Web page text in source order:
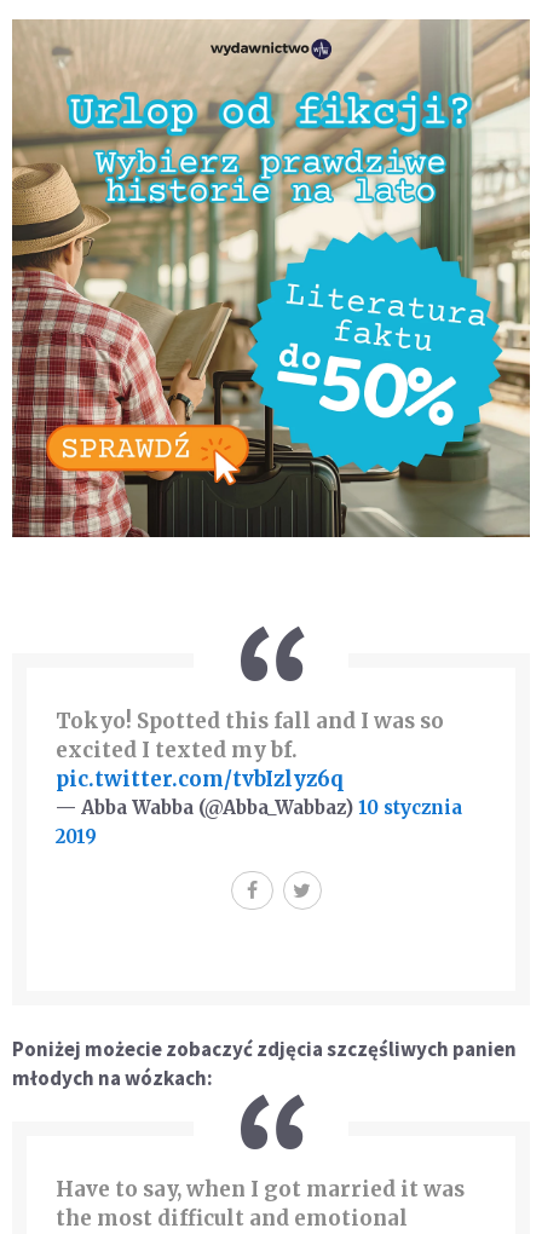
Tokyo! Spotted this fall and I was so
excited I texted my bf.
pic.twitter.com/tvbIzlyz6q
— Abba Wabba (@Abba_Wabbaz) 10 stycznia
2019
Poniżej możecie zobaczyć zdjęcia szczęśliwych panien
młodych na wózkach:
Have to say, when I got married it was
the most difficult and emotional